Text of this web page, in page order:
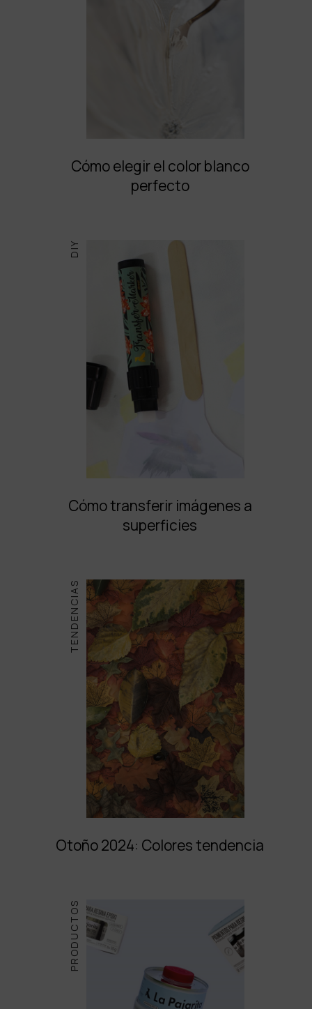
Cómo elegir el color blanco
perfecto
DIY
Cómo transferir imágenes a
superficies
TENDENCIAS
Otoño 2024: Colores tendencia
PRODUCTOS